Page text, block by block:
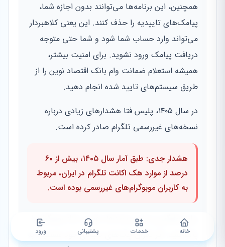
همچنین، این برنامه‌ها می‌توانند بدون اجازه شما،
پیامک‌های تاییدیه را حذف کنند. این یعنی کلاهبردار
می‌تواند وارد حساب شما شود و شما حتی متوجه
دریافت پیامک ورود نشوید. برای امنیت بیشتر،
همیشه استعلام ضمانت وام بانک اقتصاد نوین را از
طریق سیستم‌های تایید شده انجام دهید.
در سال ۱۴۰۵، پلیس فتا هشدارهای زیادی درباره
نسخه‌های غیررسمی تلگرام صادر کرده است.
هشدار جدی: طبق آمار سال ۱۴۰۵، بیش از ۶۰
درصد از موارد هک اکانت تلگرام در ایران، مربوط
به کاربران موبوگرام‌های غیررسمی بوده است.
برای جلوگیری از این پیامدها، همین حالا موبوگرام را
پاک کنید. اگر نگران چک‌های صیادی خود هستید، به
خانه خدمات پشتیبانی ورود